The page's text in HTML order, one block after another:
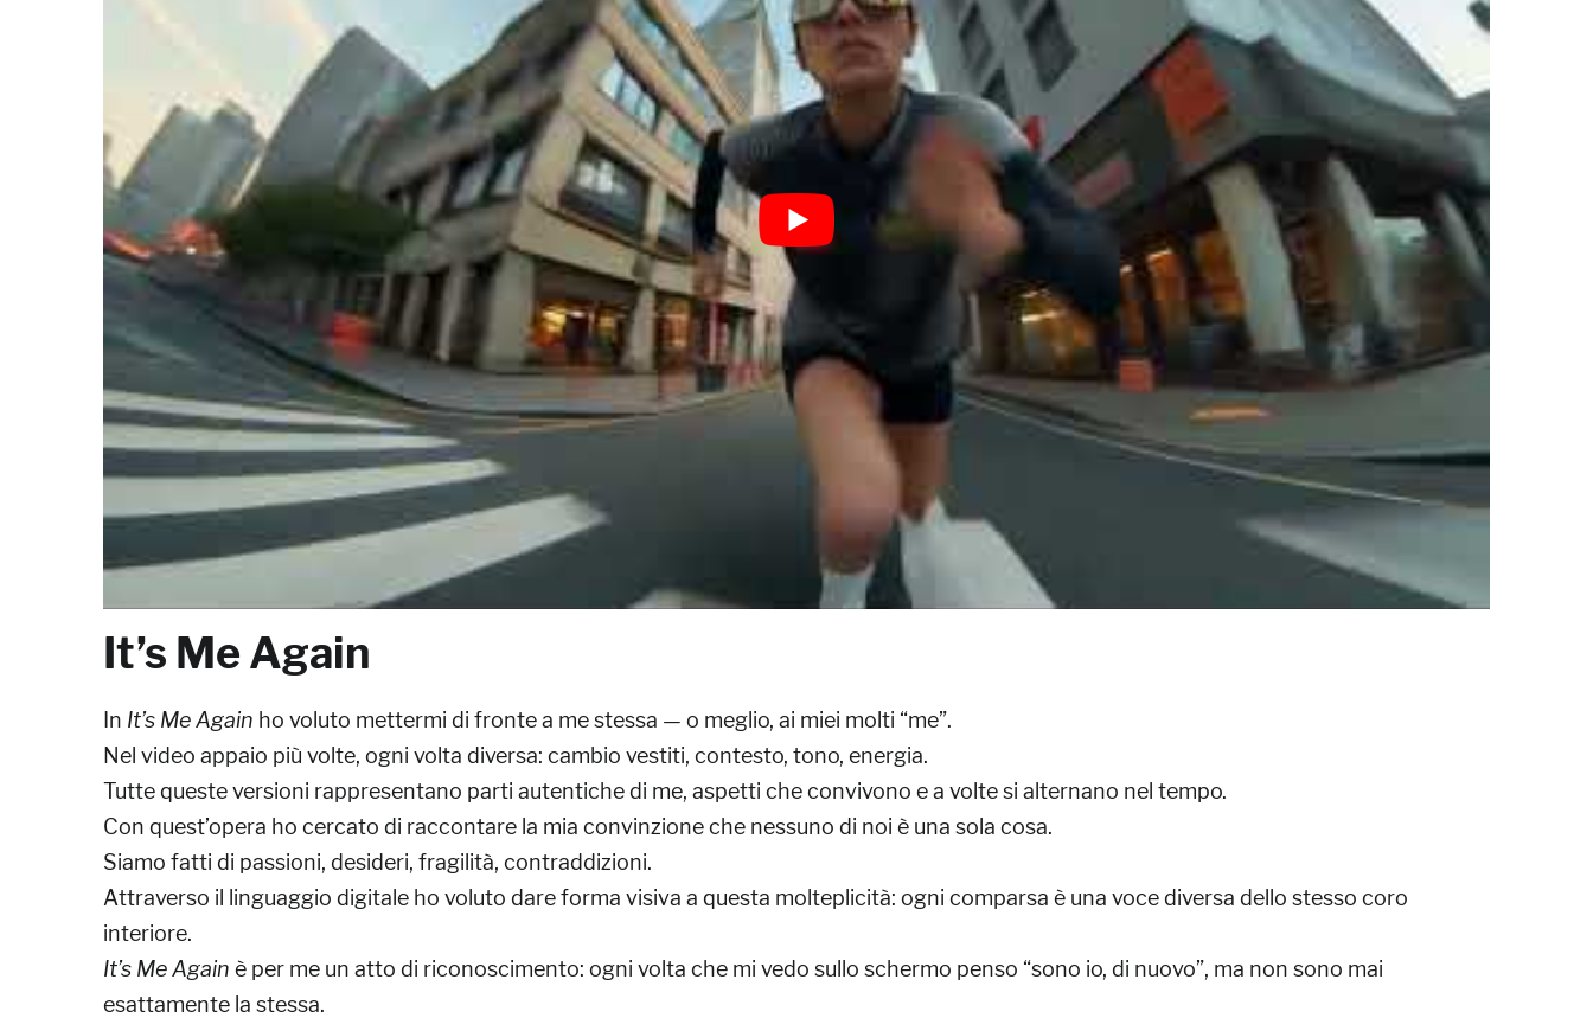
It’s Me Again
In It’s Me Again ho voluto mettermi di fronte a me stessa — o meglio, ai miei molti “me”.
Nel video appaio più volte, ogni volta diversa: cambio vestiti, contesto, tono, energia.
Tutte queste versioni rappresentano parti autentiche di me, aspetti che convivono e a volte si alternano nel tempo.
Con quest’opera ho cercato di raccontare la mia convinzione che nessuno di noi è una sola cosa.
Siamo fatti di passioni, desideri, fragilità, contraddizioni.
Attraverso il linguaggio digitale ho voluto dare forma visiva a questa molteplicità: ogni comparsa è una voce diversa dello stesso coro
interiore.
It’s Me Again è per me un atto di riconoscimento: ogni volta che mi vedo sullo schermo penso “sono io, di nuovo”, ma non sono mai
esattamente la stessa.